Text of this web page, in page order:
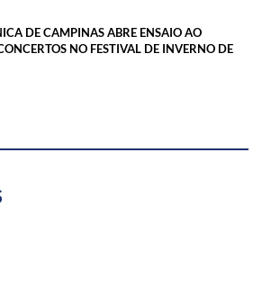
DE CAMPINAS ABRE ENSAIO AO
NO FESTIVAL DE INVERNO DE